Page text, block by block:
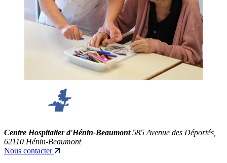
Centre Hospitalier d'Hénin-Beaumont 585 Avenue des Déportés,
62110 Hénin-Beaumont
Nous contacter